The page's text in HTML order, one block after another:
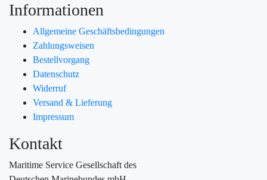
Informationen
Allgemeine Geschäftsbedingungen
Zahlungsweisen
Bestellvorgang
Datenschutz
Widerruf
Versand & Lieferung
Impressum
Kontakt
Maritime Service Gesellschaft des